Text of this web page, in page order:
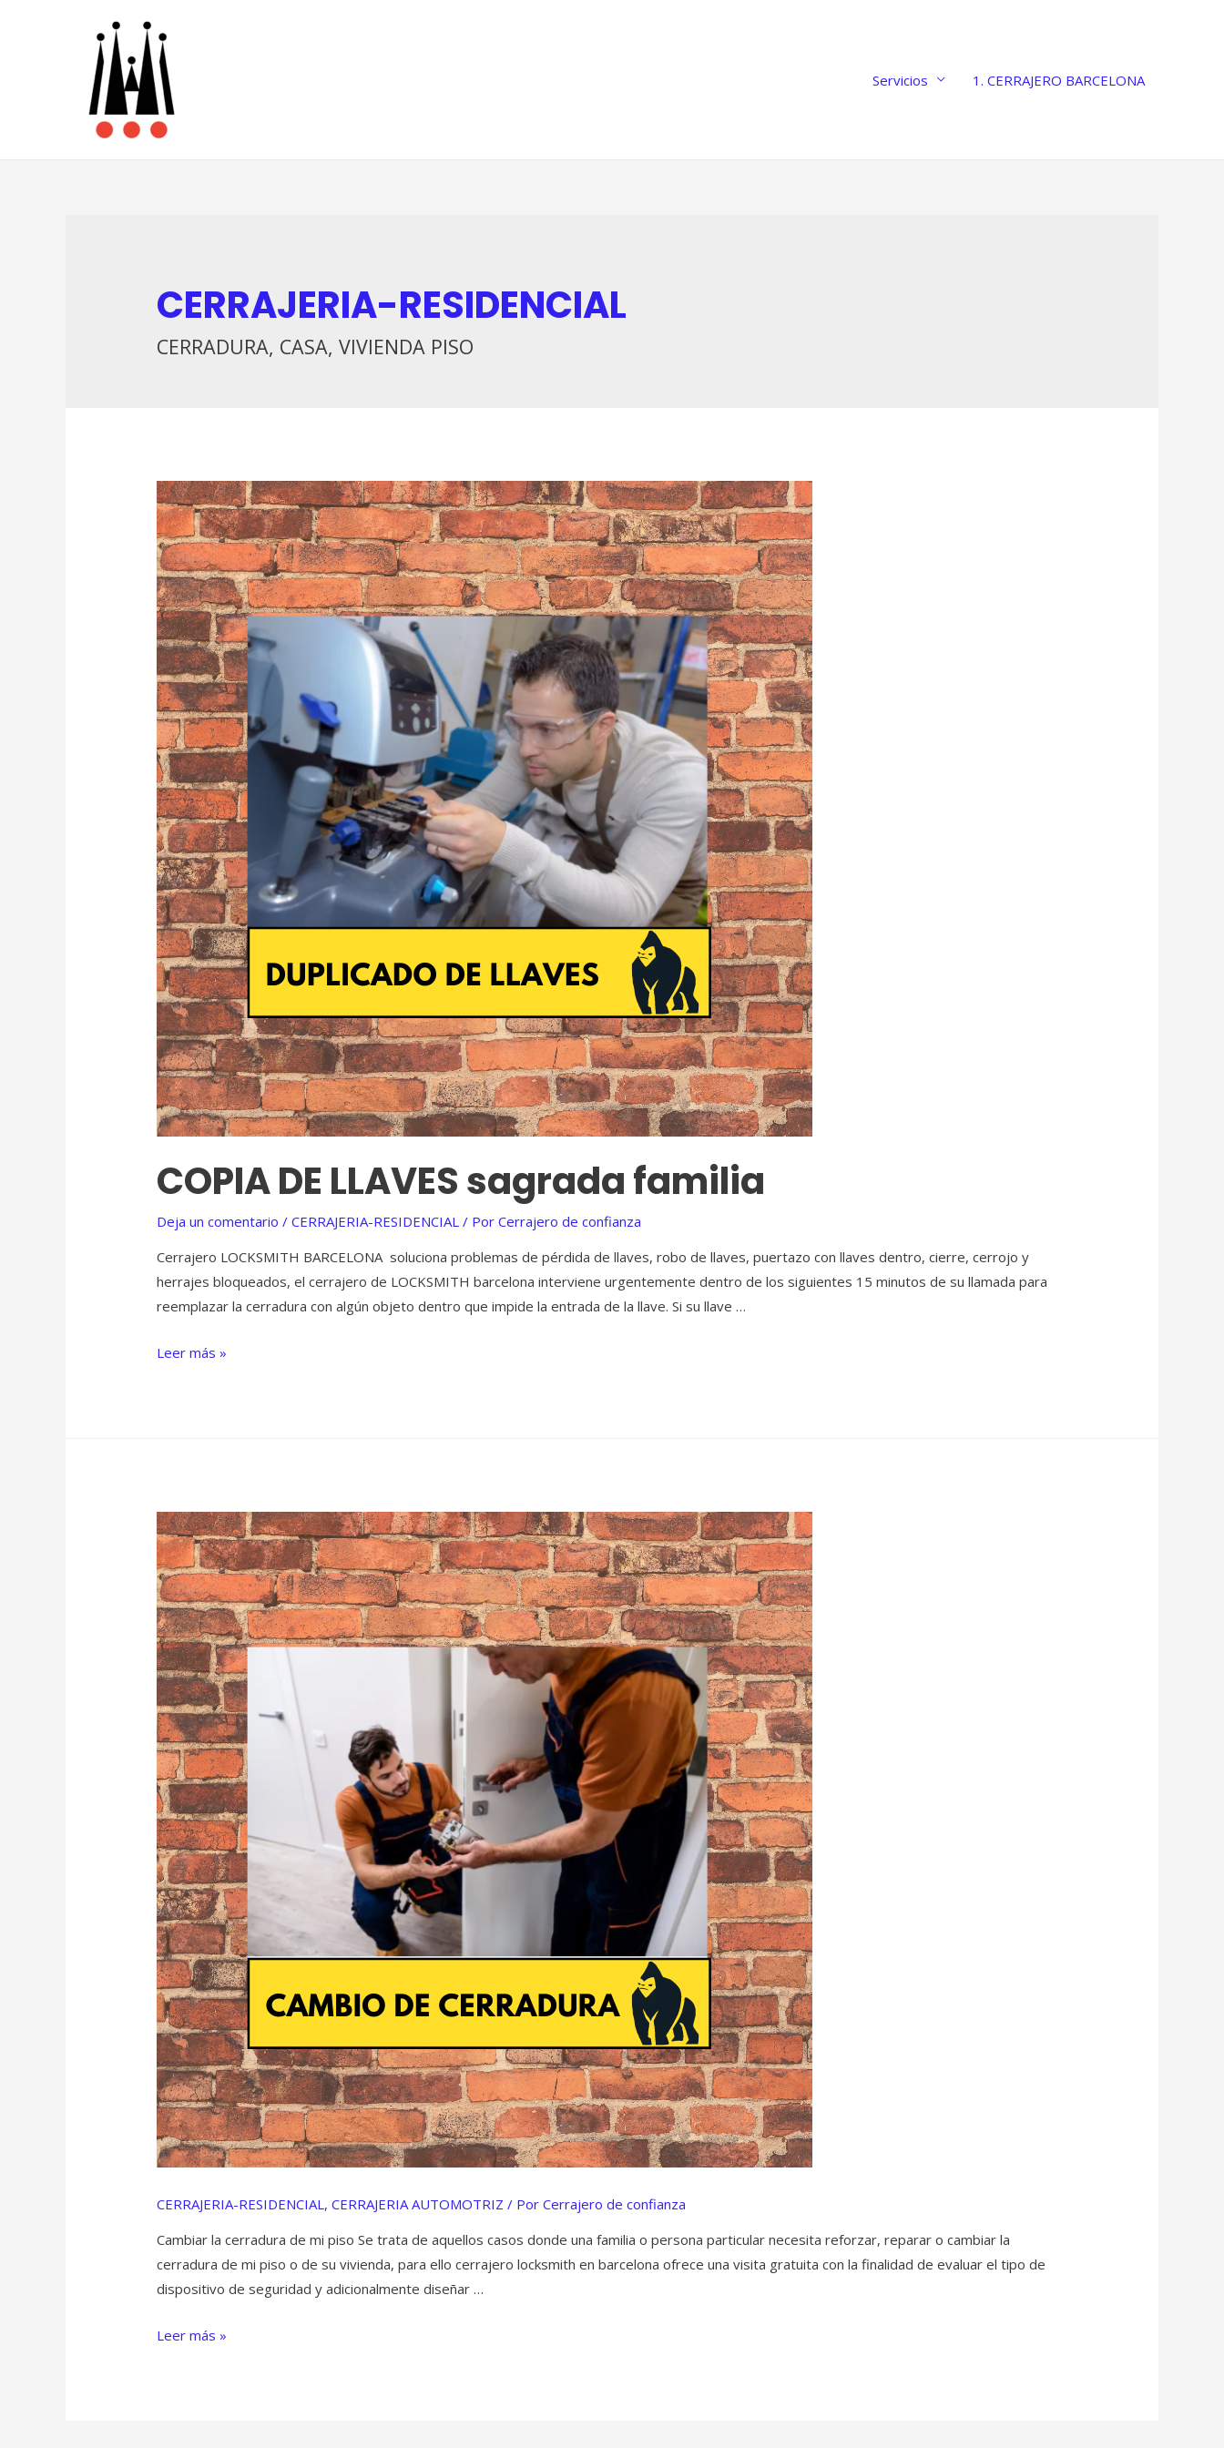
Servicios 1. CERRAJERO BARCELONA
CERRAJERIA-RESIDENCIAL
CERRADURA, CASA, VIVIENDA PISO
COPIA DE LLAVES sagrada familia
Deja un comentario /CERRAJERIA-RESIDENCIAL / PorCerrajero de confianza
Cerrajero LOCKSMITH BARCELONA soluciona problemas de pérdida de llaves, robo de llaves, puertazo con llaves dentro, cierre, cerrojo y
herrajes bloqueados, el cerrajero de LOCKSMITH barcelona interviene urgentemente dentro de los siguientes 15 minutos de su llamada para
reemplazar la cerradura con algún objeto dentro que impide la entrada de la llave. Si su llave …
COPIA
Leer más »
CERRAJERIA-RESIDENCIAL,CERRAJERIA AUTOMOTRIZ / PorCerrajero de confianza
Cambiar la cerradura de mi piso Se trata de aquellos casos donde una familia o persona particular necesita reforzar, reparar o cambiar la
cerradura de mi piso o de su vivienda, para ello cerrajero locksmith en barcelona ofrece una visita gratuita con la finalidad de evaluar el tipo de
dispositivo de seguridad y adicionalmente diseñar …
Leer más »